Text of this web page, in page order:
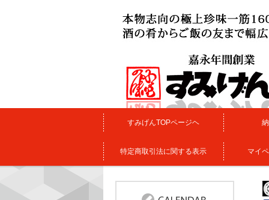
すみげんTOPページヘ
特定商取引法に関する表示 マイ